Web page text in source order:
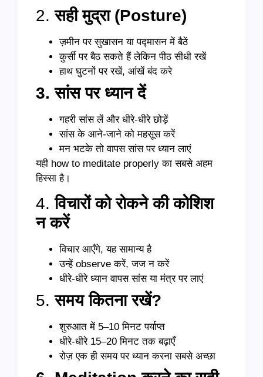
2.सही मुद्रा (Posture)
ज़मीन पर सुखासन या पद्मासन में बैठें
कुर्सी पर बैठ सकते हैं लेकिन पीठ सीधी रखें
हाथ घुटनों पर रखें, आंखें बंद करे
3. सांस पर ध्यान दें
गहरी सांस लें और धीरे-धीरे छोड़ें
सांस के आने-जाने को महसूस करें
मन भटके तो वापस सांस पर ध्यान लाएं
यही how to meditate properly का सबसे अहम
हिस्सा है।
4.विचारों को रोकने की कोशिश
न करें
विचार आएँगे, यह सामान्य है
उन्हें observe करें, जज न करें
धीरे-धीरे ध्यान वापस सांस या मंत्र पर लाएं
5.समय कितना रखें?
शुरुआत में 5–10 मिनट पर्याप्त
धीरे-धीरे 15–20 मिनट तक बढ़ाएँ
रोज़ एक ही समय पर ध्यान करना सबसे अच्छा